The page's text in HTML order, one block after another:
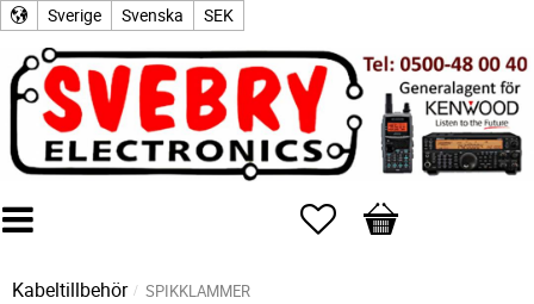
Sverige Svenska SEK
Favoriter
Kundvagn
Kabeltillbehör SPIKKLAMMER